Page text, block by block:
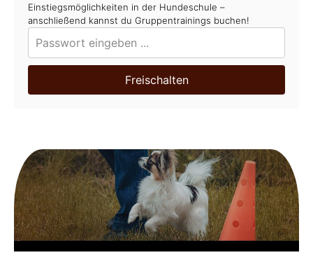
Einstiegsmöglichkeiten in der Hundeschule –
anschließend kannst du Gruppentrainings buchen!
Freischalten